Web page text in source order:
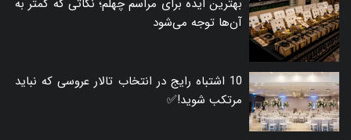
آن‌ها توجه می‌شود
10 اشتباه رایج در انتخاب تالار عروسی که نباید
مرتکب شوید!✅